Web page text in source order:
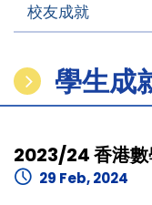
校友成就
學生成
2023/24 香港
29 Feb, 2024